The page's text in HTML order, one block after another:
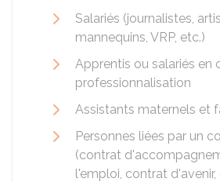
Salariés (journalistes,
mannequins, VRP, etc.)
Apprentis ou salariés en
professionnalisation
Assistants maternels et
Personnes liées par un
(contrat
l'emploi, contrat